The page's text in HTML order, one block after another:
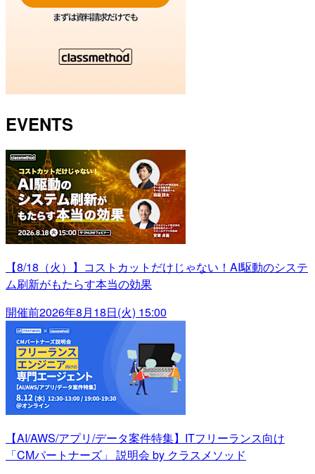
EVENTS
【8/18（火）】コストカットだけじゃない！AI駆動のシステ
ム刷新がもたらす本当の効果
開催前2026年8月18日(火) 15:00
【AI/AWS/アプリ/データ案件特集】ITフリーランス向け
「CMパートナーズ」 説明会 by クラスメソッド